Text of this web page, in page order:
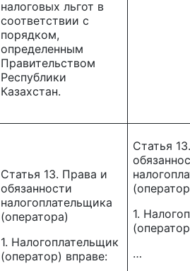
налоговых льгот в
соответствии с
порядком,
определенным
Правительством
Республики
Казахстан.
Статья 13. Права и
обязанности
налогоплательщика
(оператора)
1. Налогоплательщик
(оператор) вправе:
Статья
1.
…